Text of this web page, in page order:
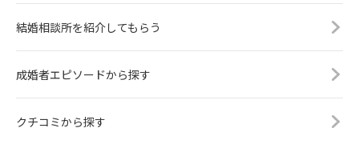
結婚相談所を紹介してもらう
成婚者エピソードから探す
クチコミから探す